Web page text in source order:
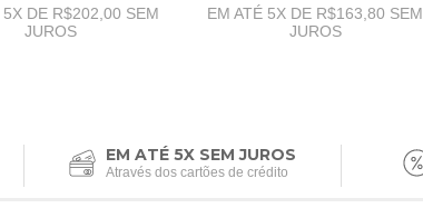
5X DE R$202,00 SEM
JUROS
EM ATÉ 5X DE R$163,80 SEM
JUROS
EM ATÉ 5X SEM JUROS
Através dos cartões de crédito